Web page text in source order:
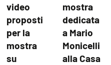
video
proposti
per la
mostra
su
mostra
dedicata
a Mario
Monicelli
alla Casa